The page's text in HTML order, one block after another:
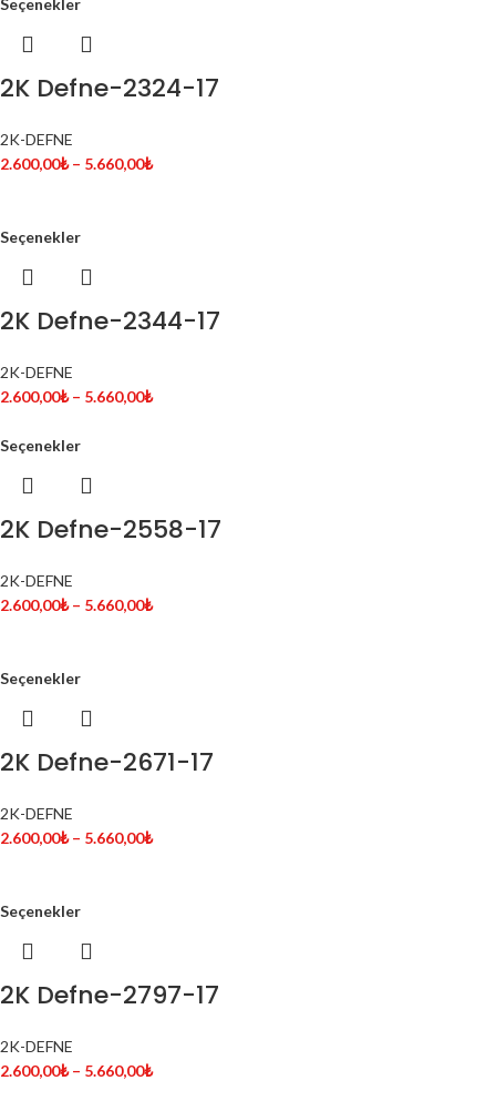
Seçenekler
2K Defne-2324-17
2K-DEFNE
2.600,00₺ – 5.660,00₺
Seçenekler
2K Defne-2344-17
2K-DEFNE
2.600,00₺ – 5.660,00₺
Seçenekler
2K Defne-2558-17
2K-DEFNE
2.600,00₺ – 5.660,00₺
Seçenekler
2K Defne-2671-17
2K-DEFNE
2.600,00₺ – 5.660,00₺
Seçenekler
2K Defne-2797-17
2K-DEFNE
2.600,00₺ – 5.660,00₺